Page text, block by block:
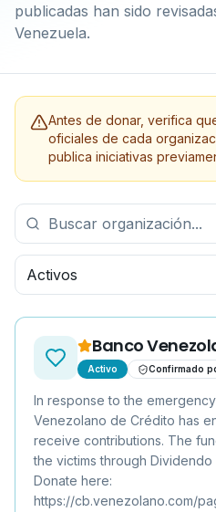
publicadas han sido
Venezuela.
Antes de donar, verifica
oficiales de cada
publica iniciativas
Activos
Banco
Activo Confirmado
In response to the
Venezolano de Crédito has
receive contributions. The
the victims through
Donate here:
https://cb.venezolano.com/